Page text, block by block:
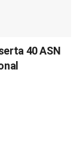
40 ASN